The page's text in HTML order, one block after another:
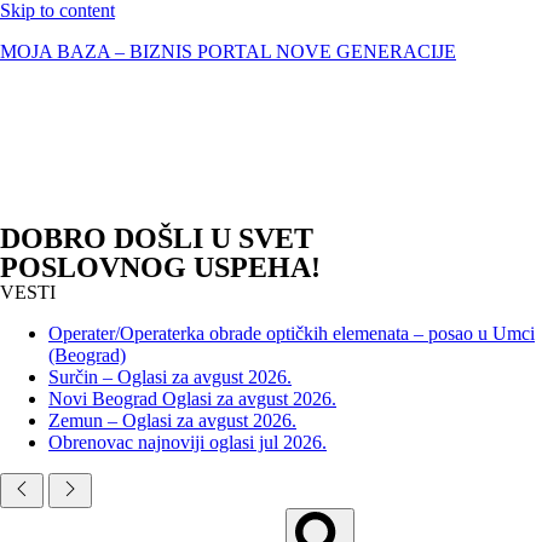
Skip to content
MOJA BAZA – BIZNIS PORTAL NOVE GENERACIJE
DOBRO DOŠLI U SVET
POSLOVNOG USPEHA!
VESTI
Operater/Operaterka obrade optičkih elemenata – posao u Umci
(Beograd)
Surčin – Oglasi za avgust 2026.
Novi Beograd Oglasi za avgust 2026.
Zemun – Oglasi za avgust 2026.
Obrenovac najnoviji oglasi jul 2026.